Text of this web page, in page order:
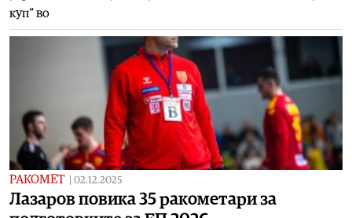
куп“ во
РАКОМЕТ 02.12.2025
Лазаров повика 35 ракометари за